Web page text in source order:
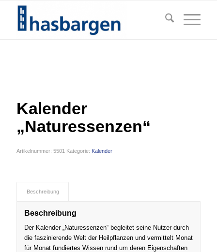
Kalender
„Naturessenzen“
Artikelnummer: 5501 Kategorie: Kalender
Beschreibung
Beschreibung
Der Kalender „Naturessenzen“ begleitet seine Nutzer durch
die faszinierende Welt der Heilpflanzen und vermittelt Monat
für Monat fundiertes Wissen rund um deren Eigenschaften